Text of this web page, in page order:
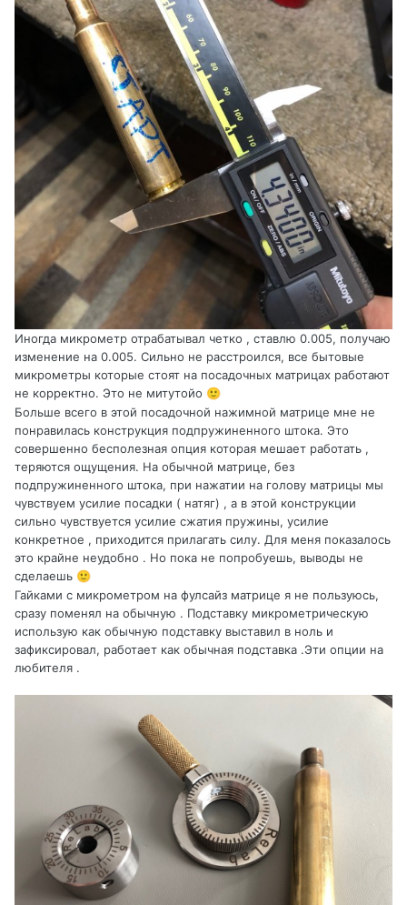
Иногда микрометр отрабатывал четко , ставлю 0.005, получаю
изменение на 0.005. Сильно не расстроился, все бытовые
микрометры которые стоят на посадочных матрицах работают
не корректно. Это не митутойо 🙂
Больше всего в этой посадочной нажимной матрице мне не
понравилась конструкция подпружиненного штока. Это
совершенно бесполезная опция которая мешает работать ,
теряются ощущения. На обычной матрице, без
подпружиненного штока, при нажатии на голову матрицы мы
чувствуем усилие посадки ( натяг) , а в этой конструкции
сильно чувствуется усилие сжатия пружины, усилие
конкретное , приходится прилагать силу. Для меня показалось
это крайне неудобно . Но пока не попробуешь, выводы не
сделаешь 🙂
Гайками с микрометром на фулсайз матрице я не пользуюсь,
сразу поменял на обычную . Подставку микрометрическую
использую как обычную подставку выставил в ноль и
зафиксировал, работает как обычная подставка .Эти опции на
любителя .